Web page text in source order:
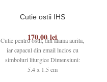
Cutie ostii IHS
170,00lei
Cutie pentru ostii, din alama aurita,
iar capacul din email lucios cu
simboluri liturgice Dimensiuni:
5.4 x 1.5 cm